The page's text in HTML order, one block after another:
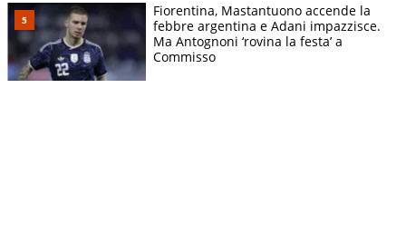
Fiorentina, Mastantuono accende la
febbre argentina e Adani impazzisce.
Ma Antognoni ‘rovina la festa’ a
Commisso